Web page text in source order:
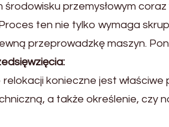
środowisku przemysłowym
ten nie tylko wymaga
przeprowadzkę maszyn.
konieczne jest
a także określenie, czy